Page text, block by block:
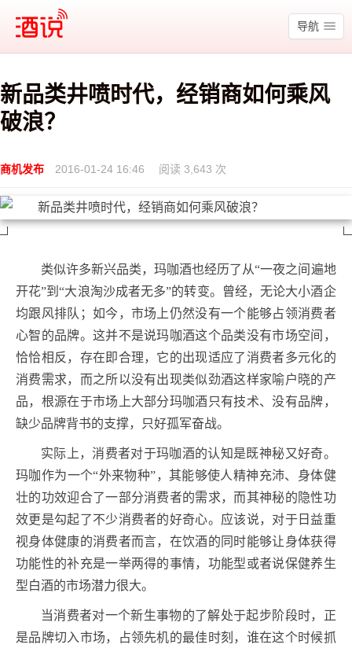
酒说
导航
新品类井喷时代，经销商如何乘风
破浪？
商机发布 2016-01-24 16:46 阅读 3,643 次
类似许多新兴品类，玛咖酒也经历了从“一夜之间遍地
开花”到“大浪淘沙成者无多”的转变。曾经，无论大小酒企
均跟风排队；如今，市场上仍然没有一个能够占领消费者
心智的品牌。这并不是说玛咖酒这个品类没有市场空间，
恰恰相反，存在即合理，它的出现适应了消费者多元化的
消费需求，而之所以没有出现类似劲酒这样家喻户晓的产
品，根源在于市场上大部分玛咖酒只有技术、没有品牌，
缺少品牌背书的支撑，只好孤军奋战。
实际上，消费者对于玛咖酒的认知是既神秘又好奇。
玛咖作为一个“外来物种”，其能够使人精神充沛、身体健
壮的功效迎合了一部分消费者的需求，而其神秘的隐性功
效更是勾起了不少消费者的好奇心。应该说，对于日益重
视身体健康的消费者而言，在饮酒的同时能够让身体获得
功能性的补充是一举两得的事情，功能型或者说保健养生
型白酒的市场潜力很大。
当消费者对一个新生事物的了解处于起步阶段时，正
是品牌切入市场，占领先机的最佳时刻，谁在这个时候抓